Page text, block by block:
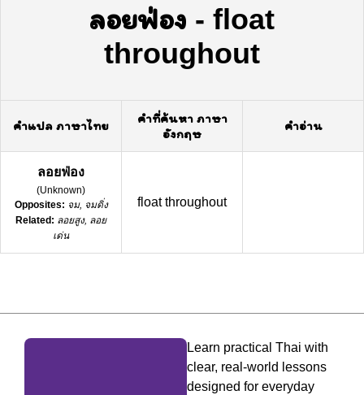
ลอยฟ่อง - float
throughout
คำแปล ภาษาไทย
คำที่ค้นหา ภาษา
อังกฤษ
คำอ่าน
ลอยฟ่อง
(Unknown)
Opposites: จม, จมดิ่ง
Related: ลอยสูง, ลอย
เด่น
float throughout
Learn practical Thai with
clear, real-world lessons
designed for everyday